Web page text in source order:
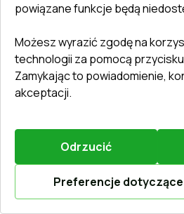
Oblicz
4536,77 zł
3357,21 zł
Zestaw towarów
Próg 24mm (E60)
Więcej szczegółów
powiązane funkcje będą
Możesz wyrazić zgodę na
technologii za pomocą przycisku
Zamykając to powiadomienie,
akceptacji.
Odrzucić
Preferencje